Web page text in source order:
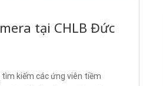
tại CHLB Đức
kiếm các ứng viên tiềm